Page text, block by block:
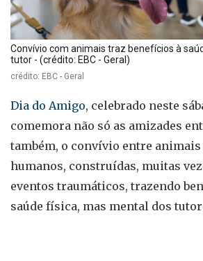
Convívio com animais traz benefícios à
tutor - (crédito: EBC - Geral)
crédito: EBC - Geral
Dia do Amigo, celebrado neste
comemora não só as amizades
também, o convívio entre animais
humanos, construídas, muitas
eventos traumáticos, trazendo
saúde física, mas mental dos